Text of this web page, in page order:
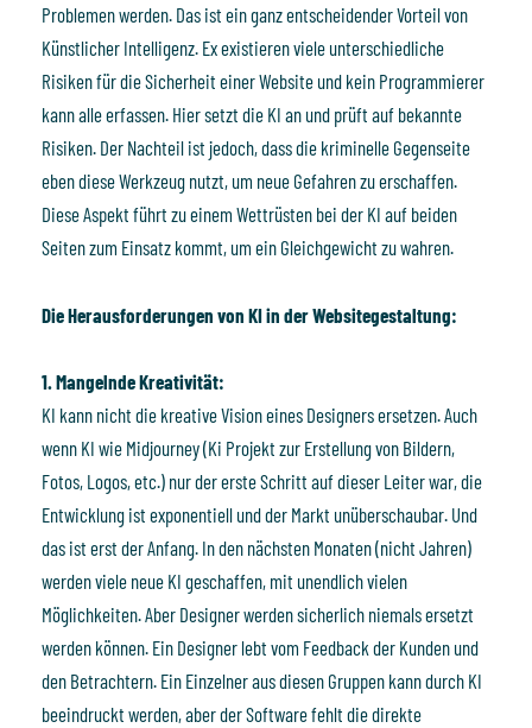
Problemen werden. Das ist ein ganz entscheidender Vorteil von
Künstlicher Intelligenz. Ex existieren viele unterschiedliche
Risiken für die Sicherheit einer Website und kein Programmierer
kann alle erfassen. Hier setzt die KI an und prüft auf bekannte
Risiken. Der Nachteil ist jedoch, dass die kriminelle Gegenseite
eben diese Werkzeug nutzt, um neue Gefahren zu erschaffen.
Diese Aspekt führt zu einem Wettrüsten bei der KI auf beiden
Seiten zum Einsatz kommt, um ein Gleichgewicht zu wahren.
Die Herausforderungen von KI in der Websitegestaltung:
1. Mangelnde Kreativität:
KI kann nicht die kreative Vision eines Designers ersetzen. Auch
wenn KI wie Midjourney (Ki Projekt zur Erstellung von Bildern,
Fotos, Logos, etc.) nur der erste Schritt auf dieser Leiter war, die
Entwicklung ist exponentiell und der Markt unüberschaubar. Und
das ist erst der Anfang. In den nächsten Monaten (nicht Jahren)
werden viele neue KI geschaffen, mit unendlich vielen
Möglichkeiten. Aber Designer werden sicherlich niemals ersetzt
werden können. Ein Designer lebt vom Feedback der Kunden und
den Betrachtern. Ein Einzelner aus diesen Gruppen kann durch KI
beeindruckt werden, aber der Software fehlt die direkte